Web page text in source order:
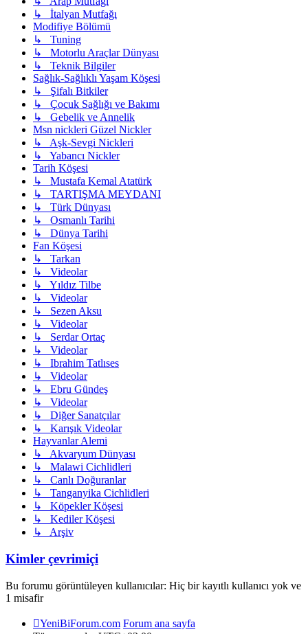
↳ İtalyan Mutfağı
Modifiye Bölümü
↳ Tuning
↳ Motorlu Araçlar Dünyası
↳ Teknik Bilgiler
Sağlık-Sağlıklı Yaşam Köşesi
↳ Şifalı Bitkiler
↳ Çocuk Sağlığı ve Bakımı
↳ Gebelik ve Annelik
Msn nickleri Güzel Nickler
↳ Aşk-Sevgi Nickleri
↳ Yabancı Nickler
Tarih Köşesi
↳ Mustafa Kemal Atatürk
↳ TARTIŞMA MEYDANI
↳ Türk Dünyası
↳ Osmanlı Tarihi
↳ Dünya Tarihi
Fan Köşesi
↳ Tarkan
↳ Videolar
↳ Yıldız Tilbe
↳ Videolar
↳ Sezen Aksu
↳ Videolar
↳ Serdar Ortaç
↳ Videolar
↳ Ibrahim Tatlıses
↳ Videolar
↳ Ebru Gündeş
↳ Videolar
↳ Diğer Sanatçılar
↳ Karışık Videolar
Hayvanlar Alemi
↳ Akvaryum Dünyası
↳ Malawi Cichlidleri
↳ Canlı Doğuranlar
↳ Tanganyika Cichlidleri
↳ Köpekler Köşesi
↳ Kediler Köşesi
↳ Arşiv
Kimler çevrimiçi
Bu forumu görüntüleyen kullanıcılar: Hiç bir kayıtlı kullanıcı yok ve
1 misafir
YeniBiForum.com Forum ana sayfa